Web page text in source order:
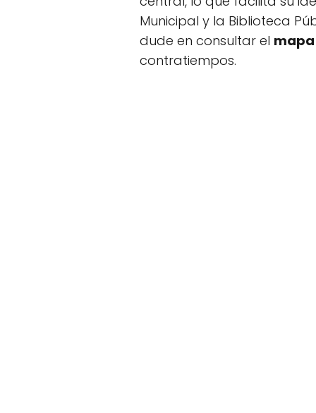
Municipal y la Biblioteca
dude en consultar el
contratiempos.